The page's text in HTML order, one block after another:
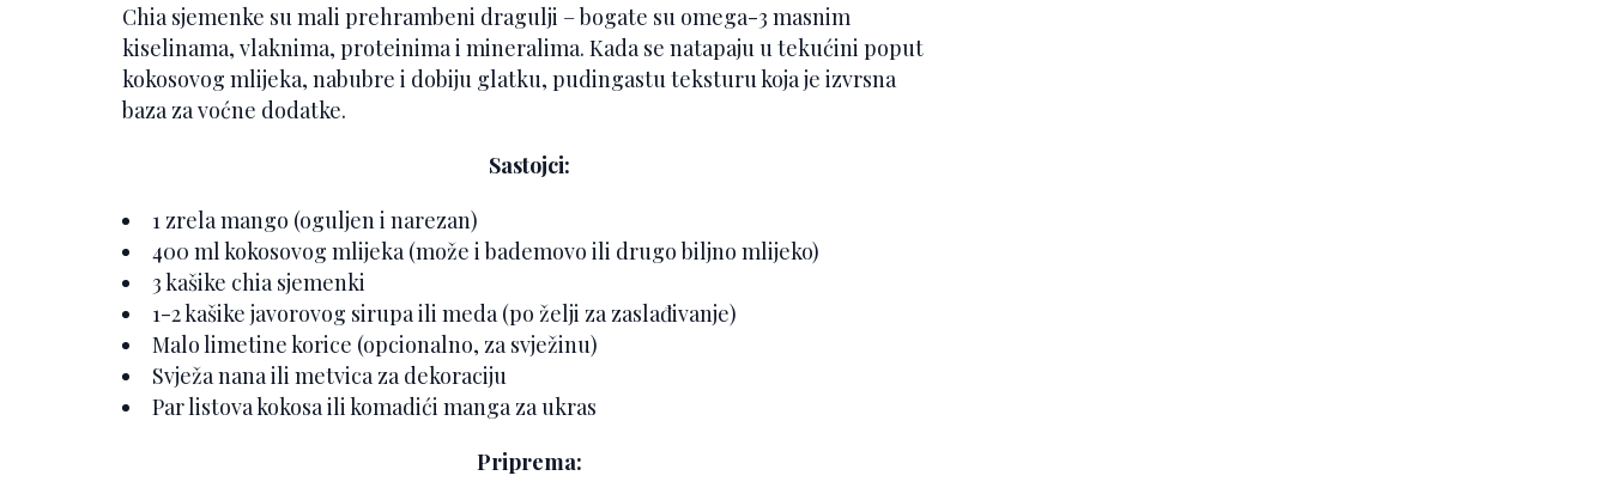
Chia sjemenke su mali prehrambeni dragulji – bogate su omega-3 masnim
kiselinama, vlaknima, proteinima i mineralima. Kada se natapaju u tekućini poput
kokosovog mlijeka, nabubre i dobiju glatku, pudingastu teksturu koja je izvrsna
baza za voćne dodatke.
Sastojci:
1 zrela mango (oguljen i narezan)
400 ml kokosovog mlijeka (može i bademovo ili drugo biljno mlijeko)
3 kašike chia sjemenki
1-2 kašike javorovog sirupa ili meda (po želji za zaslađivanje)
Malo limetine korice (opcionalno, za svježinu)
Svježa nana ili metvica za dekoraciju
Par listova kokosa ili komadići manga za ukras
Priprema: